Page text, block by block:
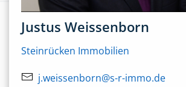
Justus Weissenborn
Steinrücken Immobilien
j.weissenborn@s-r-immo.de